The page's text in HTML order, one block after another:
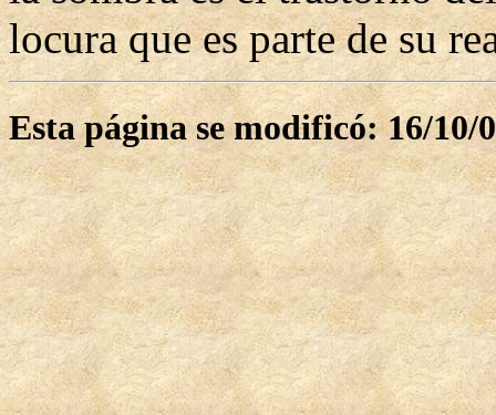
locura que es parte de su
Esta página se modificó: 16/10/